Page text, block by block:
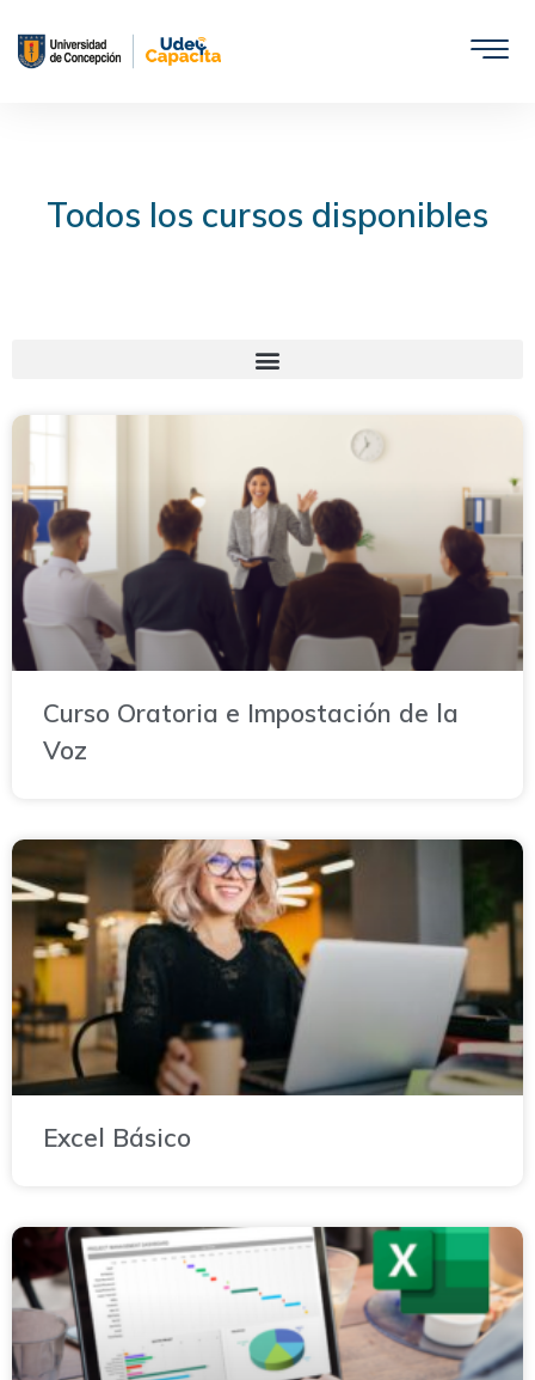
Saltar
Todos los cursos disponibles
Curso Oratoria e Impostación de la
Voz
Excel Básico